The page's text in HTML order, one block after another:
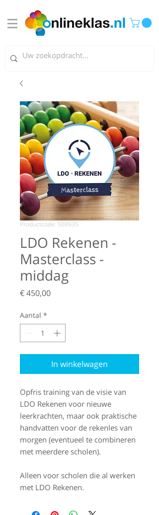
Productcode: 500935
LDO Rekenen -
Masterclass -
middag
€ 450,00Prijs
Aantal *
In winkelwagen
Opfris training van de visie van
LDO Rekenen voor nieuwe
leerkrachten, maar ook praktische
handvatten voor de rekenles van
morgen (eventueel te combineren
met meerdere scholen).
Alleen voor scholen die al werken
met LDO Rekenen.